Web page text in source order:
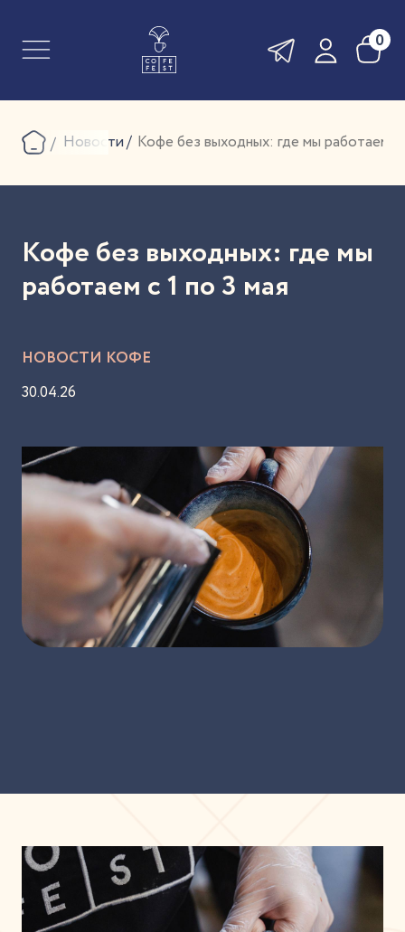
0
Новости Кофе без выходных: где мы работаем с
Кофе без выходных: где мы
работаем с 1 по 3 мая
НОВОСТИ КОФЕ
30.04.26